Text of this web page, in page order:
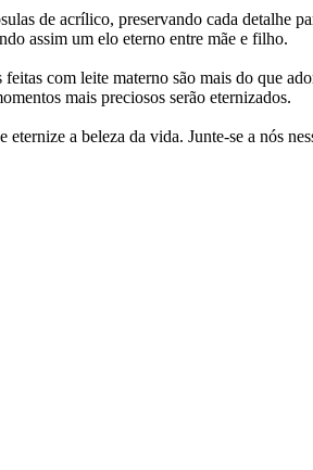
de acrílico, preservando cada detalhe
assim um elo eterno entre mãe e filho.
com leite materno são mais do que
mais preciosos serão eternizados.
a beleza da vida. Junte-se a nós